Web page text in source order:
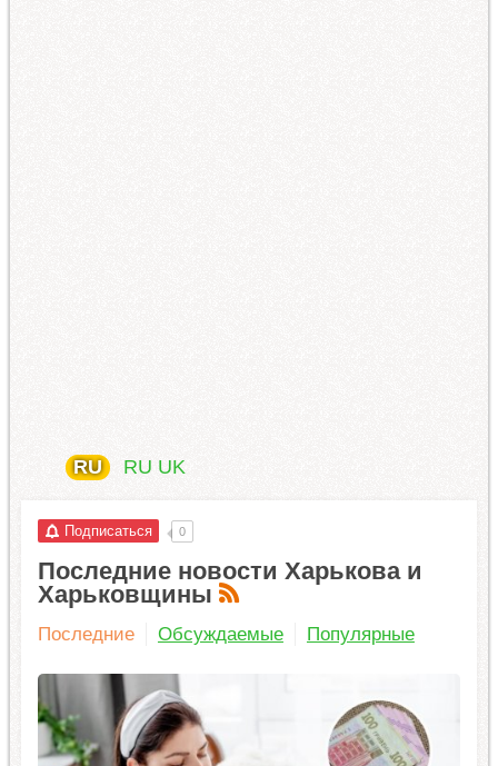
RU RU UK
Подписаться 0
Последние новости Харькова и
Харьковщины
Последние Обсуждаемые Популярные